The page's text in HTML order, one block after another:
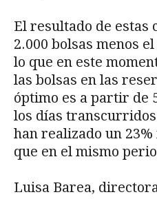
El resultado de estas
2.000 bolsas menos
lo que en este
las bolsas en las
óptimo es a partir de
los días
han realizado un
que en el mismo
Luisa Barea,